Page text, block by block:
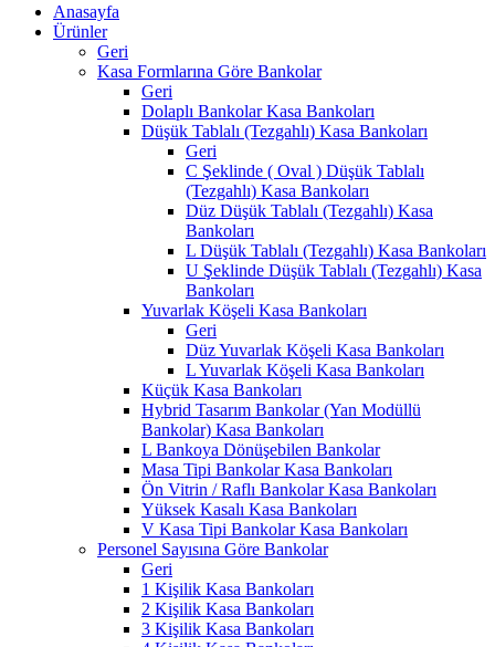
Anasayfa
Ürünler
Geri
Kasa Formlarına Göre Bankolar
Geri
Dolaplı Bankolar Kasa Bankoları
Düşük Tablalı (Tezgahlı) Kasa Bankoları
Geri
C Şeklinde ( Oval ) Düşük Tablalı
(Tezgahlı) Kasa Bankoları
Düz Düşük Tablalı (Tezgahlı) Kasa
Bankoları
L Düşük Tablalı (Tezgahlı) Kasa Bankoları
U Şeklinde Düşük Tablalı (Tezgahlı) Kasa
Bankoları
Yuvarlak Köşeli Kasa Bankoları
Geri
Düz Yuvarlak Köşeli Kasa Bankoları
L Yuvarlak Köşeli Kasa Bankoları
Küçük Kasa Bankoları
Hybrid Tasarım Bankolar (Yan Modüllü
Bankolar) Kasa Bankoları
L Bankoya Dönüşebilen Bankolar
Masa Tipi Bankolar Kasa Bankoları
Ön Vitrin / Raflı Bankolar Kasa Bankoları
Yüksek Kasalı Kasa Bankoları
V Kasa Tipi Bankolar Kasa Bankoları
Personel Sayısına Göre Bankolar
Geri
1 Kişilik Kasa Bankoları
2 Kişilik Kasa Bankoları
3 Kişilik Kasa Bankoları